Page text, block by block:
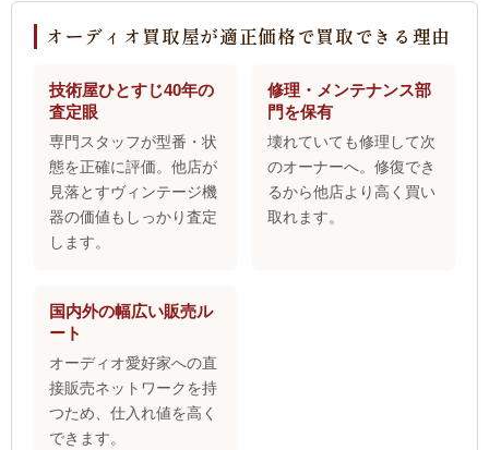
オーディオ買取屋が適正価格で買取できる理由
技術屋ひとすじ40年の
査定眼
専門スタッフが型番・状
態を正確に評価。他店が
見落とすヴィンテージ機
器の価値もしっかり査定
します。
修理・メンテナンス部
門を保有
壊れていても修理して次
のオーナーへ。修復でき
るから他店より高く買い
取れます。
国内外の幅広い販売ル
ート
オーディオ愛好家への直
接販売ネットワークを持
つため、仕入れ値を高く
できます。